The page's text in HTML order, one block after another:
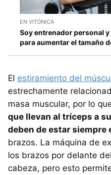
EN VITÓNICA
Soy entrenador personal
para aumentar el tamaño
El estiramiento del
estrechamente
masa muscular, por lo
que llevan al tríceps a
deben de estar siempre
brazos. La máquina de
los brazos por delante
cabeza, pero esto